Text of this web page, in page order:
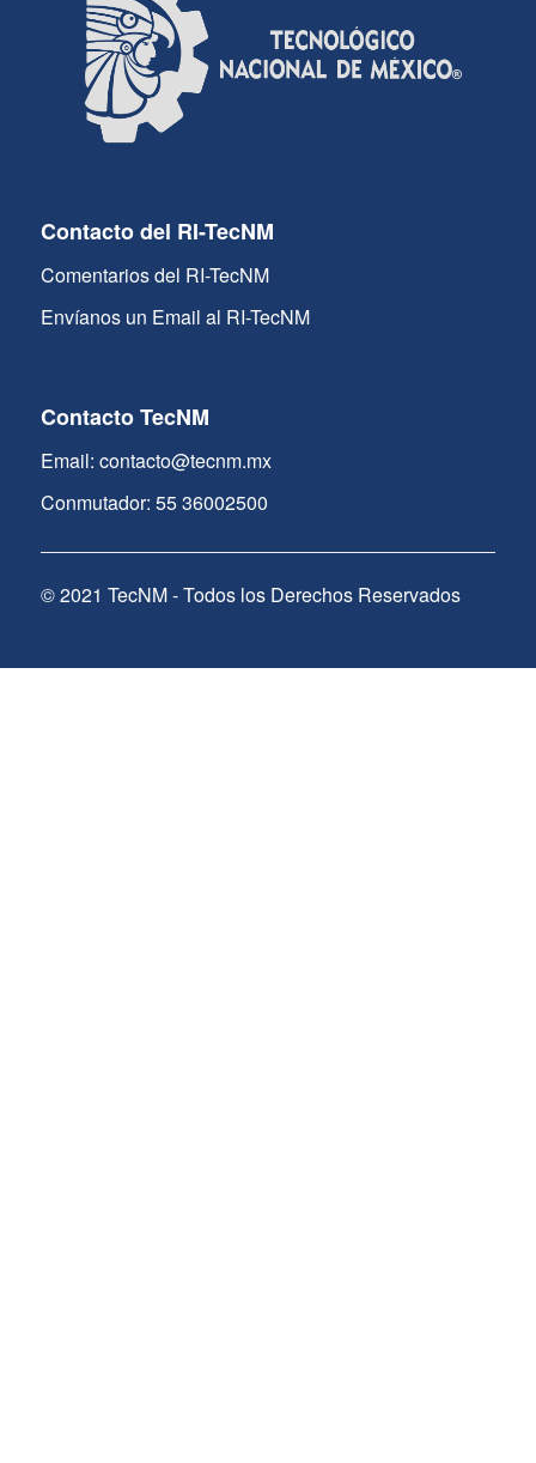
Contacto del RI-TecNM
Comentarios del RI-TecNM
Envíanos un Email al RI-TecNM
Contacto TecNM
Email: contacto@tecnm.mx
Conmutador: 55 36002500
© 2021 TecNM - Todos los Derechos Reservados